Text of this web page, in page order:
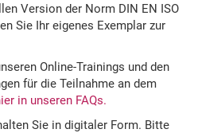
Version der Norm DIN EN ISO
Sie Ihr eigenes Exemplar zur
Online-Trainings und den
für die Teilnahme an dem
in unseren FAQs.
Sie in digitaler Form. Bitte